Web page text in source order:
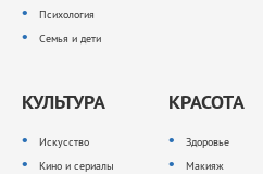
Психология
Семья и дети
КУЛЬТУРА
Искусство
Кино и сериалы
КРАСОТА
Здоровье
Макияж